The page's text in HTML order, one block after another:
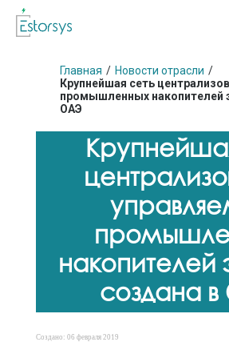
Главная / Новости отрасли /
Крупнейшая сеть
промышленных накопителей
ОАЭ
накопителей
создана
Создано: 06 февраля 2019